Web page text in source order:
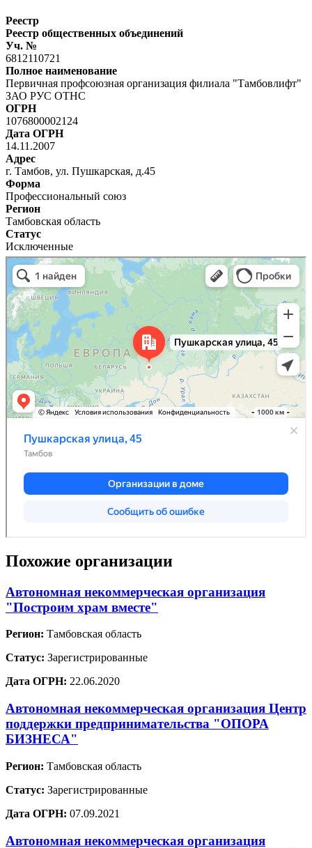
Реестр
Реестр общественных объединений
Уч. №
6812110721
Полное наименование
Первичная профсоюзная организация филиала "Тамбовлифт"
ЗАО РУС ОТНС
ОГРН
1076800002124
Дата ОГРН
14.11.2007
Адрес
г. Тамбов, ул. Пушкарская, д.45
Форма
Профессиональный союз
Регион
Тамбовская область
Статус
Исключенные
Похожие организации
Автономная некоммерческая организация
"Построим храм вместе"
Регион: Тамбовская область
Статус: Зарегистрированные
Дата ОГРН: 22.06.2020
Автономная некоммерческая организация Центр
поддержки предпринимательства "ОПОРА
БИЗНЕСА"
Регион: Тамбовская область
Статус: Зарегистрированные
Дата ОГРН: 07.09.2021
Автономная некоммерческая организация